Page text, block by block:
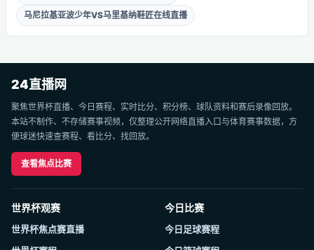
马尼拉基亚波少年VS马里基纳鞋匠在线直播
24直播网
聚焦世界杯直播、今日赛程、实时比分、积分榜、球队资料和赛后录像回放。
本站不制作、不存储赛事视频，仅整理公开网络直播入口与体育赛事数据，方
便球迷快速查赛程、看比分、找回放。
查看焦点比赛
世界杯观赛
世界杯焦点赛直播
今日比赛
今日足球赛程